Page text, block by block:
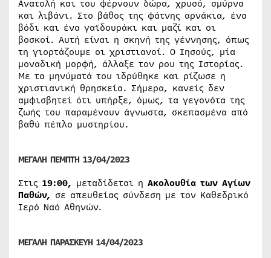
Ανατολή και του φέρνουν δώρα, χρυσό, σμύρνα
και λιβάνι. Στο βάθος της φάτνης αρνάκια, ένα
βόδι και ένα γαϊδουράκι και μαζί και οι
βοσκοί. Αυτή είναι η σκηνή της γέννησης, όπως
τη γιορτάζουμε οι χριστιανοί. Ο Ιησούς, μία
μοναδική μορφή, άλλαξε τον ρου της Ιστορίας.
Με τα μηνύματά του ιδρύθηκε και ρίζωσε η
χριστιανική θρησκεία. Σήμερα, κανείς δεν
αμφισβητεί ότι υπήρξε, όμως, τα γεγονότα της
ζωής του παραμένουν άγνωστα, σκεπασμένα από
βαθύ πέπλο μυστηρίου.
ΜΕΓΑΛΗ ΠΕΜΠΤΗ 13/04/2023
Στις 19:00, μεταδίδεται η Ακολουθία των Αγίων
Παθών, σε απευθείας σύνδεση με τον Καθεδρικό
Ιερό Ναό Αθηνών.
ΜΕΓΑΛΗ ΠΑΡΑΣΚΕΥΗ 14/04/2023